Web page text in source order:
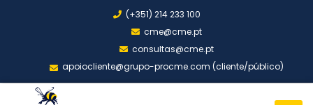
(+351) 214 233 100
cme@cme.pt
consultas@cme.pt
apoiocliente@grupo-procme.com (cliente/público)